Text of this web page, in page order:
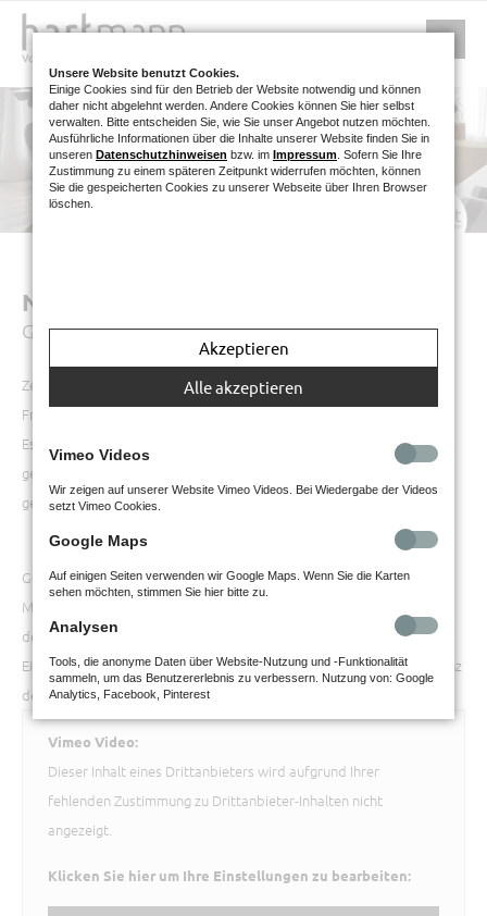
NATURZEIT
Geschmackvolle Esszimmerkollektion mit Stil
Zeit, die Sie zuhause verbringen, ist Ihre Zeit. Zeit für Familie und
Freunde, Zeit für Entspannung und um neue Energie zu tanken. Ihr
Essbereich ist genau der richtige Platz dafür. Hier wird nicht nur
gegessen, sondern auch mit Kindern und Freunden gespielt und
gelacht.
Gönnen Sie sich eine Auszeit und machen Sie die Natur zum
Mittelpunkt Ihres Lebens: Unsere exklusiven Esszimmer-Einzelstücke
der Naturzeit-Kollektion bereichern bestehende Programme oder
Einrichtungen durch ihre Individualität und bringen die zeitlose Eleganz
der Natur in Ihren Essbereich.
Vimeo Video:
Dieser Inhalt eines Drittanbieters wird aufgrund Ihrer
fehlenden Zustimmung zu Drittanbieter-Inhalten nicht
angezeigt.
Klicken Sie hier um Ihre Einstellungen zu bearbeiten:
Unsere Website benutzt Cookies.
Einige Cookies sind für den Betrieb der Website notwendig und können
daher nicht abgelehnt werden. Andere Cookies können Sie hier selbst
verwalten. Bitte entscheiden Sie, wie Sie unser Angebot nutzen möchten.
Ausführliche Informationen über die Inhalte unserer Website finden Sie in
unseren Datenschutzhinweisen bzw. im Impressum . Sofern Sie Ihre
Zustimmung zu einem späteren Zeitpunkt widerrufen möchten, können
Sie die gespeicherten Cookies zu unserer Webseite über Ihren Browser
löschen.
Akzeptieren
Alle akzeptieren
Vimeo Videos
Wir zeigen auf unserer Website Vimeo Videos. Bei Wiedergabe der Videos
setzt Vimeo Cookies.
Google Maps
Auf einigen Seiten verwenden wir Google Maps. Wenn Sie die Karten
sehen möchten, stimmen Sie hier bitte zu.
Analysen
Tools, die anonyme Daten über Website-Nutzung und -Funktionalität
sammeln, um das Benutzererlebnis zu verbessern. Nutzung von: Google
Analytics, Facebook, Pinterest